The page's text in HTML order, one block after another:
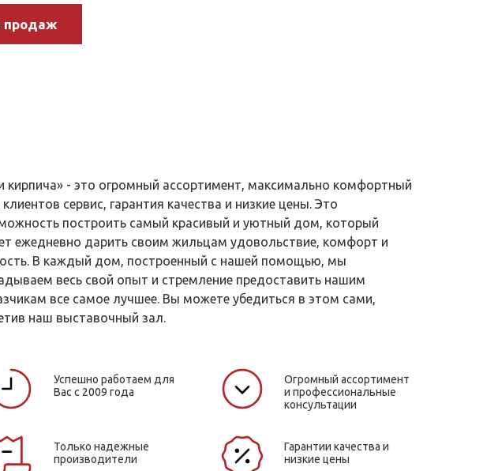
продаж
кирпича» - это огромный ассортимент, максимально комфортный
сервис, гарантия качества и низкие цены. Это
построить самый красивый и уютный дом, который
ежедневно дарить своим жильцам удовольствие, комфорт и
В каждый дом, построенный с нашей помощью, мы
весь свой опыт и стремление предоставить нашим
все самое лучшее. Вы можете убедиться в этом сами,
наш выставочный зал.
Успешно работаем для
Вас с 2009 года
Огромный ассортимент
и профессиональные
консультации
Только надежные
производители
Гарантии качества и
низкие цены